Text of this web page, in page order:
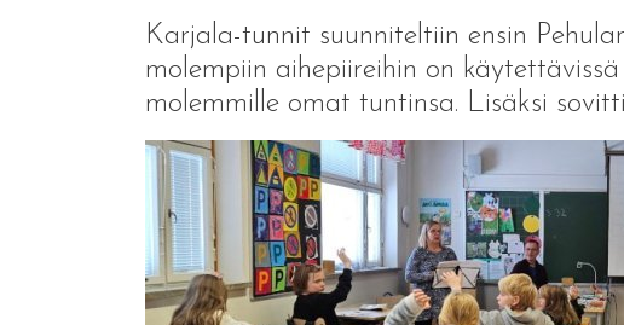
Karjala-tunnit suunniteltiin ensin
molempiin aihepiireihin on
molemmille omat tuntinsa. Lisäksi